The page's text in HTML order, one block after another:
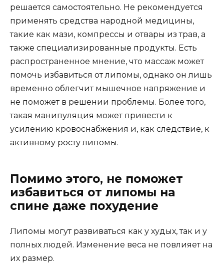
решается самостоятельно. Не рекомендуется
применять средства народной медицины,
такие как мази, компрессы и отвары из трав, а
также специализированные продукты. Есть
распространенное мнение, что массаж может
помочь избавиться от липомы, однако он лишь
временно облегчит мышечное напряжение и
не поможет в решении проблемы. Более того,
такая манипуляция может привести к
усилению кровоснабжения и, как следствие, к
активному росту липомы.
Помимо этого, не поможет
избавиться от липомы на
спине даже похудение
Липомы могут развиваться как у худых, так и у
полных людей. Изменение веса не повлияет на
их размер.